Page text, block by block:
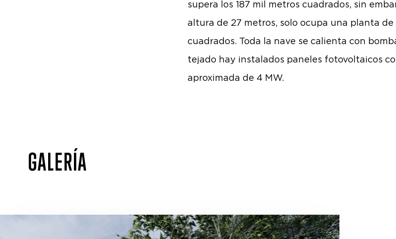
supera los 187 mil metros cuadrados, sin
altura de 27 metros, solo ocupa una planta de
cuadrados. Toda la nave se calienta con
tejado hay instalados paneles fotovoltaicos
aproximada de 4 MW.
GALERÍA